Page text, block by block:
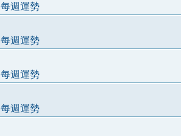
每週運勢
每週運勢
每週運勢
每週運勢